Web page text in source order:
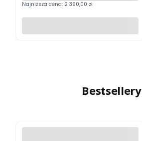
Najniższa cena: 2 390,00 zł
Bestsellery